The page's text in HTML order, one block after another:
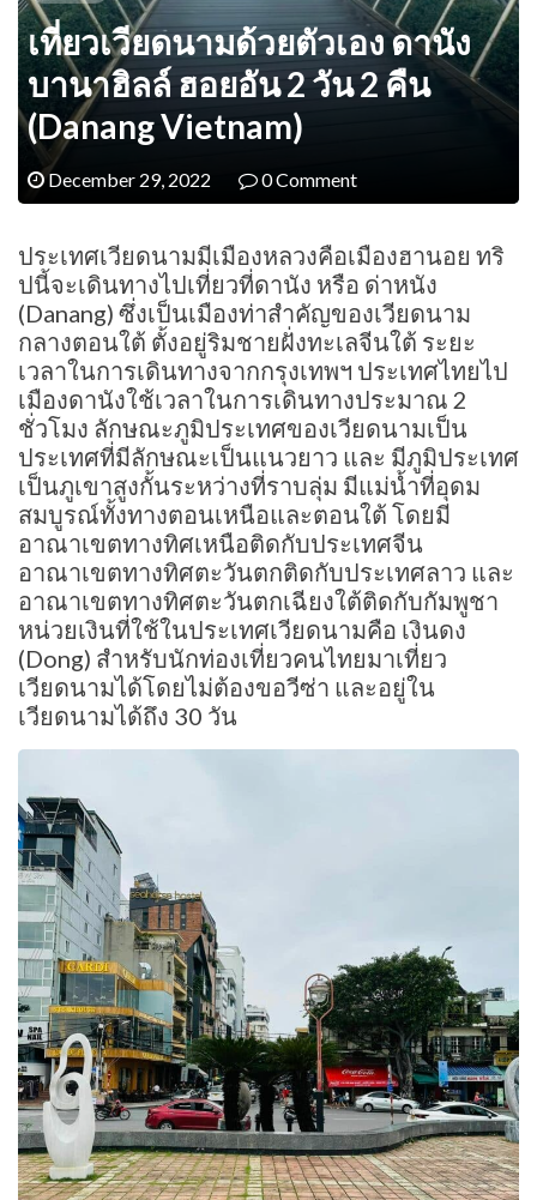
เที่ยวเวียดนามด้วยตัวเอง ดานัง
บานาฮิลล์ ฮอยอัน 2 วัน 2 คืน
(Danang Vietnam)
December 29, 2022 0 Comment
ประเทศเวียดนามมีเมืองหลวงคือเมืองฮานอย ทริ
ปนี้จะเดินทางไปเที่ยวที่ดานัง หรือ ด่าหนัง
(Danang) ซึ่งเป็นเมืองท่าสำคัญของเวียดนาม
กลางตอนใต้ ตั้งอยู่ริมชายฝั่งทะเลจีนใต้ ระยะ
เวลาในการเดินทางจากกรุงเทพฯ ประเทศไทยไป
เมืองดานังใช้เวลาในการเดินทางประมาณ 2
ชั่วโมง ลักษณะภูมิประเทศของเวียดนามเป็น
ประเทศที่มีลักษณะเป็นแนวยาว และ มีภูมิประเทศ
เป็นภูเขาสูงกั้นระหว่างที่ราบลุ่ม มีแม่น้ำที่อุดม
สมบูรณ์ทั้งทางตอนเหนือและตอนใต้ โดยมี
อาณาเขตทางทิศเหนือติดกับประเทศจีน
อาณาเขตทางทิศตะวันตกติดกับประเทศลาว และ
อาณาเขตทางทิศตะวันตกเฉียงใต้ติดกับกัมพูชา
หน่วยเงินที่ใช้ในประเทศเวียดนามคือ เงินดง
(Dong) สำหรับนักท่องเที่ยวคนไทยมาเที่ยว
เวียดนามได้โดยไม่ต้องขอวีซ่า และอยู่ใน
เวียดนามได้ถึง 30 วัน